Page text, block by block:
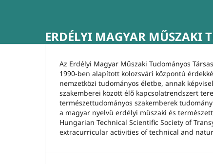
ERDÉLYI MAGYAR MŰSZAKI
Az Erdélyi Magyar Műszaki Tudományos
1990-ben alapított kolozsvári központú
nemzetközi tudományos életbe, annak
szakemberei között élő kapcsolatrendszert
természettudományos szakemberek
a magyar nyelvű erdélyi műszaki és
Hungarian Technical Scientific Society of
extracurricular activities of technical and